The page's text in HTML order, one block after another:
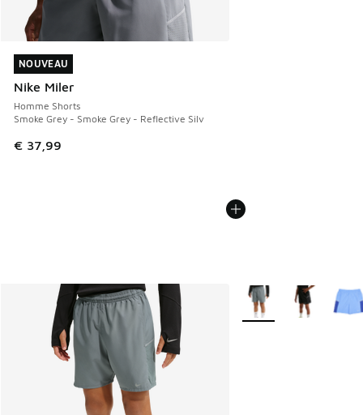
NOUVEAU
Nike Miler
Homme Shorts
Smoke Grey - Smoke Grey - Reflective Silv
€ 37,99
NOUVEAU
Plus de couleurs